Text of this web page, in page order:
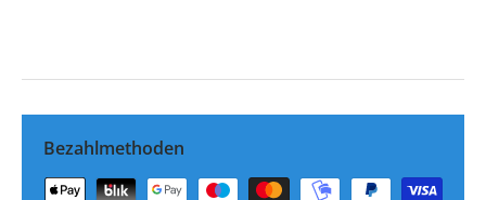
Bezahlmethoden